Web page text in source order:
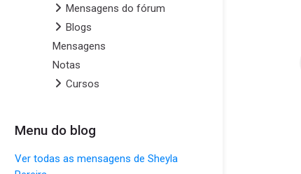
Mensagens do fórum
Blogs
Mensagens
Notas
Cursos
Pular Menu do blog
Menu do blog
Ver todas as mensagens de Sheyla